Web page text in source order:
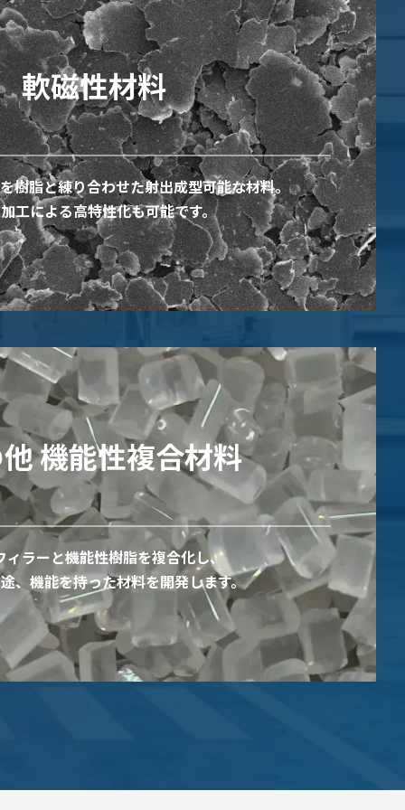
軟磁性材料
樹脂と練り合わせた射出成型可能な材料。
工による高特性化も可能です。
機能性複合材料
ィラーと機能性樹脂を複合化し、
、機能を持った材料を開発します。